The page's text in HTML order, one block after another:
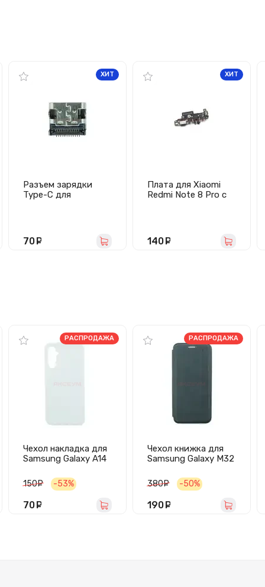
Разъем зарядки
Type-C для
ХИТ
70
Плата для Xiaomi
Redmi Note 8 Pro с
ХИТ
140
Чехол накладка для
Samsung Galaxy A14
Ultra Slim
(прозрачный)
РАСПРОДАЖА
150 руб.
-53%
70
Чехол книжка для
Samsung Galaxy M32
(черный)
РАСПРОДАЖА
380 руб.
-50%
190